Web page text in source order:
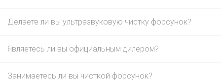
Делаете ли вы ультразвуковую чистку форсунок?
Являетесь ли вы официальным дилером?
Занимаетесь ли вы чисткой форсунок?